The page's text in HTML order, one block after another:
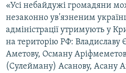
«Усі небайдужі громадяни
незаконно ув'язненим
адміністрації утримують у
на територію РФ: Владиславу
Аметову, Осману
(Сулейману) Асанову, Асану